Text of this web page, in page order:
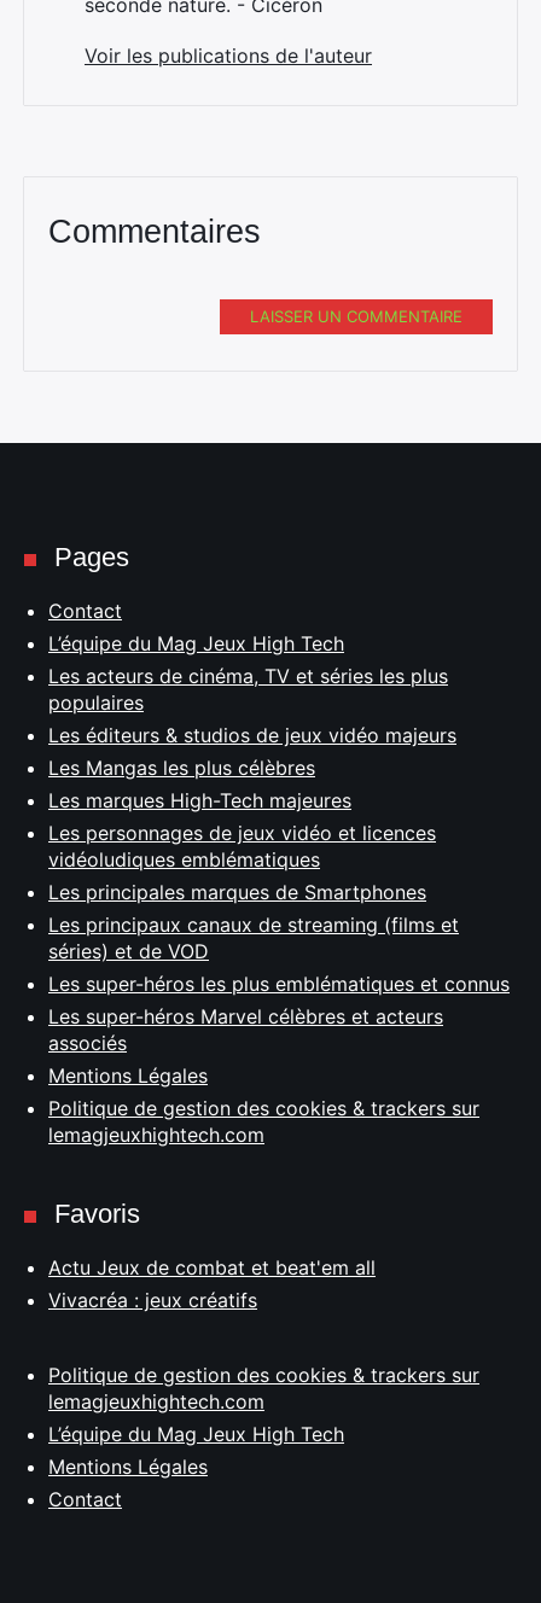
seconde nature. - Cicéron
Voir les publications de l'auteur
Commentaires
LAISSER UN COMMENTAIRE
Pages
Contact
L’équipe du Mag Jeux High Tech
Les acteurs de cinéma, TV et séries les plus
populaires
Les éditeurs & studios de jeux vidéo majeurs
Les Mangas les plus célèbres
Les marques High-Tech majeures
Les personnages de jeux vidéo et licences
vidéoludiques emblématiques
Les principales marques de Smartphones
Les principaux canaux de streaming (films et
séries) et de VOD
Les super-héros les plus emblématiques et connus
Les super-héros Marvel célèbres et acteurs
associés
Mentions Légales
Politique de gestion des cookies & trackers sur
lemagjeuxhightech.com
Favoris
Actu Jeux de combat et beat'em all
Vivacréa : jeux créatifs
Politique de gestion des cookies & trackers sur
lemagjeuxhightech.com
L’équipe du Mag Jeux High Tech
Mentions Légales
Contact